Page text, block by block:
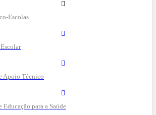
Escolas
Apoio Técnico
Educação para a Saúde